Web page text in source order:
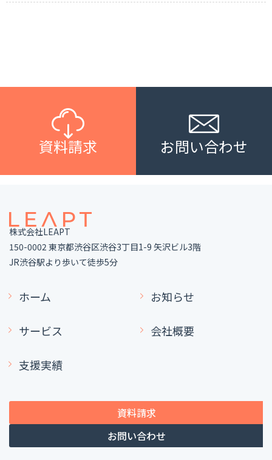
資料請求 お問い合わせ
株式会社LEAPT
150-0002 東京都渋谷区渋谷3丁目1-9 矢沢ビル3階
JR渋谷駅より歩いて徒歩5分
ホーム
サービス
支援実績
お知らせ
会社概要
資料請求
お問い合わせ